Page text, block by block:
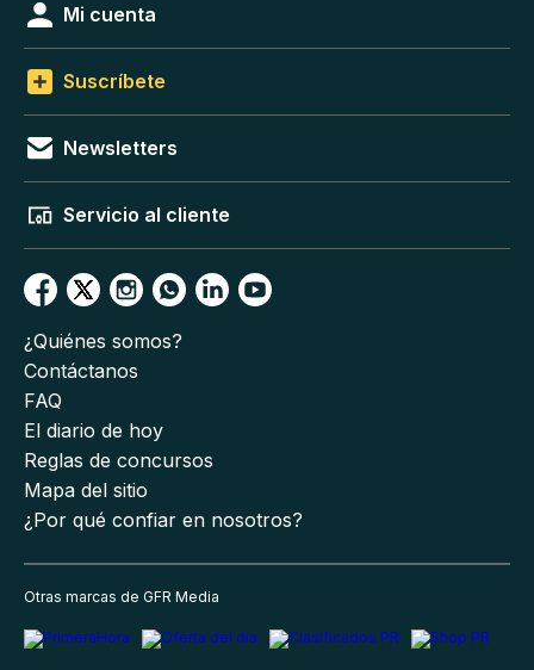
Mi cuenta
Suscríbete
Newsletters
Servicio al cliente
¿Quiénes somos?
Contáctanos
FAQ
El diario de hoy
Reglas de concursos
Mapa del sitio
¿Por qué confiar en nosotros?
Otras marcas de GFR Media